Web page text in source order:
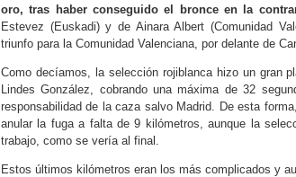
oro, tras haber conseguido el bronce en la
Estevez (Euskadi) y de Ainara Albert (Comunidad
triunfo para la Comunidad Valenciana, por delante de
Como decíamos, la selección rojiblanca hizo un gran
Lindes González, cobrando una máxima de 32
responsabilidad de la caza salvo Madrid. De esta
anular la fuga a falta de 9 kilómetros, aunque la
trabajo, como se vería al final.
Estos últimos kilómetros eran los más complicados y